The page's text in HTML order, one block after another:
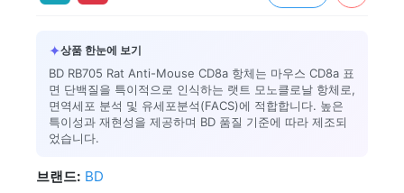
✦상품 한눈에 보기
BD RB705 Rat Anti-Mouse CD8a 항체는 마우스 CD8a 표
면 단백질을 특이적으로 인식하는 랫트 모노클로날 항체로,
면역세포 분석 및 유세포분석(FACS)에 적합합니다. 높은
특이성과 재현성을 제공하며 BD 품질 기준에 따라 제조되
었습니다.
브랜드: BD